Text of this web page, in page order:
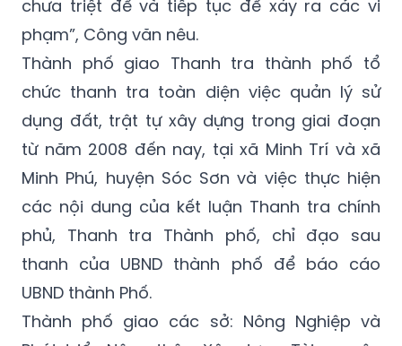
Thành phố giao Thanh tra thành phố tổ
chức thanh tra toàn diện việc quản lý sử
dụng đất, trật tự xây dựng trong giai đoạn
từ năm 2008 đến nay, tại xã Minh Trí và xã
Minh Phú, huyện Sóc Sơn và việc thực hiện
các nội dung của kết luận Thanh tra chính
phủ, Thanh tra Thành phố, chỉ đạo sau
thanh của UBND thành phố để báo cáo
UBND thành Phố.
Thành phố giao các sở: Nông Nghiệp và
Phát triển Nông thôn; Xây dựng; Tài nguyên
và Môi trường; Quy hoạch - Kiến trúc; UBND